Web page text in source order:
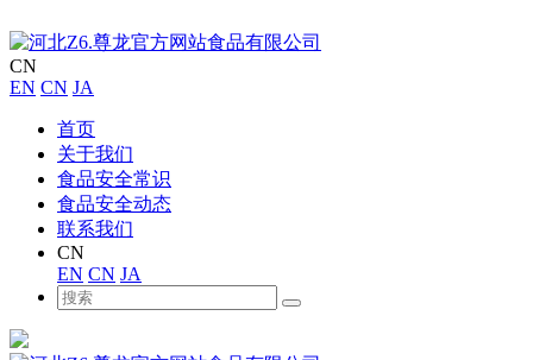
CN
EN CN JA
首页
关于我们
食品安全常识
食品安全动态
联系我们
CN
EN CN JA